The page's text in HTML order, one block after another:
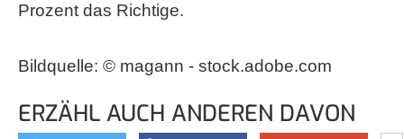
Prozent das Richtige.
Bildquelle: © magann - stock.adobe.com
ERZÄHL AUCH ANDEREN DAVON